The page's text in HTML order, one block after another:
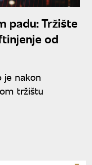
padu: Tržište
od
je nakon
tržištu